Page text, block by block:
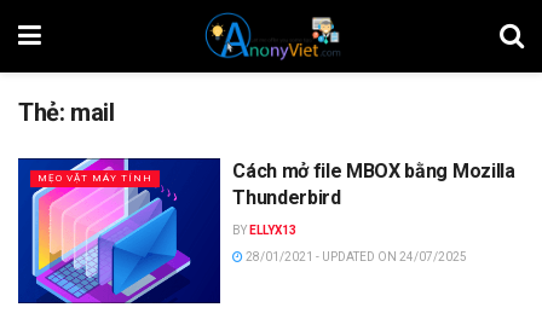
Thẻ: mail
MẸO VẶT MÁY TÍNH
Cách mở file MBOX bằng Mozilla
Thunderbird
BY ELLYX13
28/01/2021 - UPDATED ON 24/07/2025